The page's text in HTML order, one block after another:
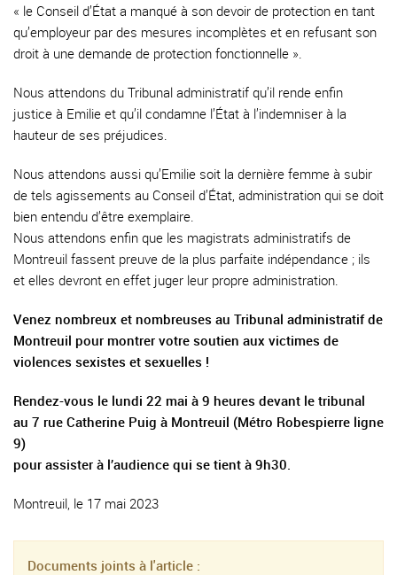
« le Conseil d’État a manqué à son devoir de protection en tant
qu’employeur par des mesures incomplètes et en refusant son
droit à une demande de protection fonctionnelle ».
Nous attendons du Tribunal administratif qu’il rende enfin
justice à Emilie et qu’il condamne l’État à l’indemniser à la
hauteur de ses préjudices.
Nous attendons aussi qu’Emilie soit la dernière femme à subir
de tels agissements au Conseil d’État, administration qui se doit
bien entendu d’être exemplaire.
Nous attendons enfin que les magistrats administratifs de
Montreuil fassent preuve de la plus parfaite indépendance ; ils
et elles devront en effet juger leur propre administration.
Venez nombreux et nombreuses au Tribunal administratif de
Montreuil pour montrer votre soutien aux victimes de
violences sexistes et sexuelles !
Rendez-vous le lundi 22 mai à 9 heures devant le tribunal
au 7 rue Catherine Puig à Montreuil (Métro Robespierre ligne
9)
pour assister à l’audience qui se tient à 9h30.
Montreuil, le 17 mai 2023
Documents joints à l'article :